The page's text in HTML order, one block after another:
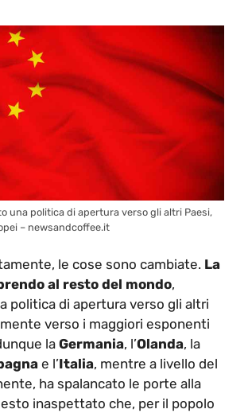
una politica di apertura verso gli altri Paesi,
– newsandcoffee.it
le cose sono cambiate. La
al resto del mondo,
politica di apertura verso gli altri
verso i maggiori esponenti
la Germania, l’Olanda, la
e l’Italia, mentre a livello del
ha spalancato le porte alla
inaspettato che, per il popolo